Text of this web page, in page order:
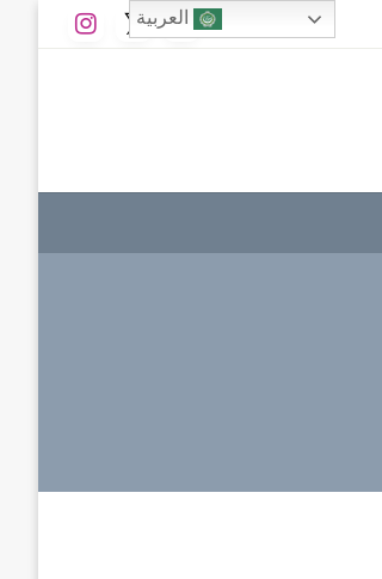
العربية